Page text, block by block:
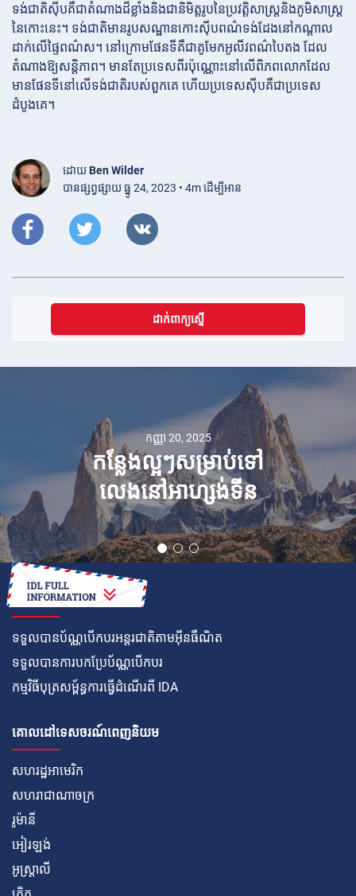
ទង់ជាតិស៊ីបគឺជាតំណាងដ៏ខ្លាំងនិងជានិមិត្តរូបនៃប្រវត្តិសាស្ត្រនិងភូមិសាស្ត្រ
នៃកោះនេះ។ ទង់ជាតិមានរូបសណ្ឋានកោះស៊ីបពណ៌ទង់ដែងនៅកណ្តាល
ដាក់លើផ្ទៃពណ៌ស។ នៅក្រោមផែនទីគឺជាគូមែកអូលីវពណ៌បៃតង ដែល
តំណាងឱ្យសន្តិភាព។ មានតែប្រទេសពីរប៉ុណ្ណោះនៅលើពិភពលោកដែល
មានផែនទីនៅលើទង់ជាតិរបស់ពួកគេ ហើយប្រទេសស៊ីបគឺជាប្រទេស
ដំបូងគេ។
ដោយ Ben Wilder
បានផ្សព្វផ្សាយ ធ្នូ 24, 2023 • 4m ដើម្បីអាន
ដាក់ពាក្យស្នើ
កញ្ញា 20, 2025
កន្លែងល្អៗសម្រាប់ទៅ
លេងនៅអាហ្សង់ទីន
របៀប
ទទួលបានប័ណ្ណបើកបរអន្តរជាតិតាមអ៊ីនធឺណិត
ទទួលបានការបកប្រែប័ណ្ណបើកបរ
កម្មវិធីបុត្រសម្ព័ន្ធការធ្វើដំណើរពី IDA
គោលដៅទេសចរណ៍ពេញនិយម
សហរដ្ឋអាមេរិក
សហរាជាណាចក្រ
រូម៉ានី
អៀរឡង់
អូស្ត្រាលី